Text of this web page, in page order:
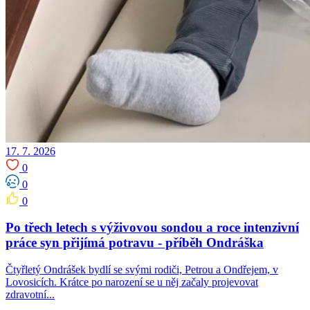
17. 7. 2026
0
0
0
Po třech letech s výživovou sondou a roce intenzivní
práce syn přijímá potravu -⁠⁠⁠⁠⁠⁠ příběh Ondráška
Čtyřletý Ondrášek bydlí se svými rodiči, Petrou a Ondřejem, v
Lovosicích. Krátce po narození se u něj začaly projevovat
zdravotní...